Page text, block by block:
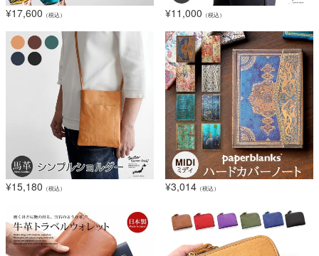
¥17,600 （税込） ¥11,000 （税込）
¥15,180 （税込） ¥3,014 （税込）